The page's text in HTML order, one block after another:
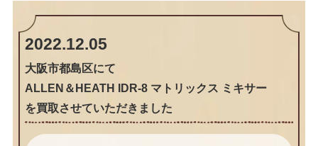
2022.12.05
大阪市都島区にて
ALLEN＆HEATH IDR-8 マトリックス ミキサー
を買取させていただきました